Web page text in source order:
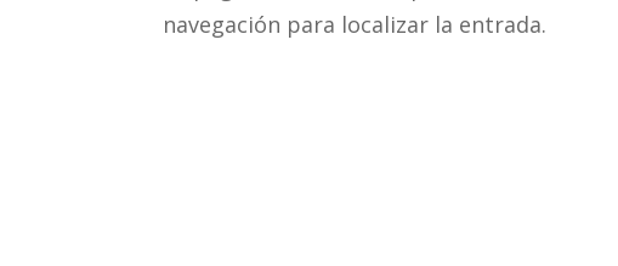
navegación para localizar la entrada.